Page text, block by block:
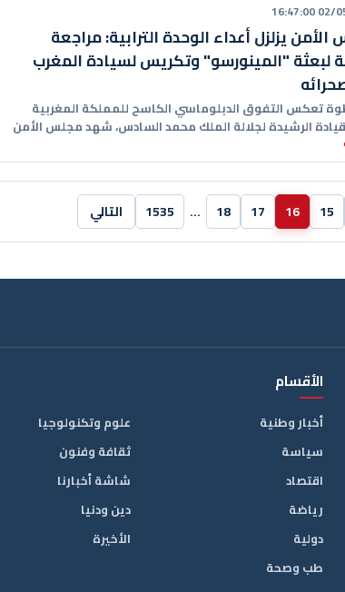
02/05/
يزلزل أعداء الوحدة الترابية: مراجعة
لبعثة "المينورسو" وتكريس لسيادة المغرب
تعكس التفوق الدبلوماسي الكاسح للمملكة المغربية
الرشيدة لجلالة الملك محمد السادس، شهد مجلس الأمن
15
16
17
18
…
1535 التالي
الأقسام
أخبار وطنية
سياسة
اقتصاد
رياضة
دولية
طب وصحة
علوم وتكنولوجيا
ثقافة وفنون
شاشة أخبارنا
دين ودنيا
الأخيرة